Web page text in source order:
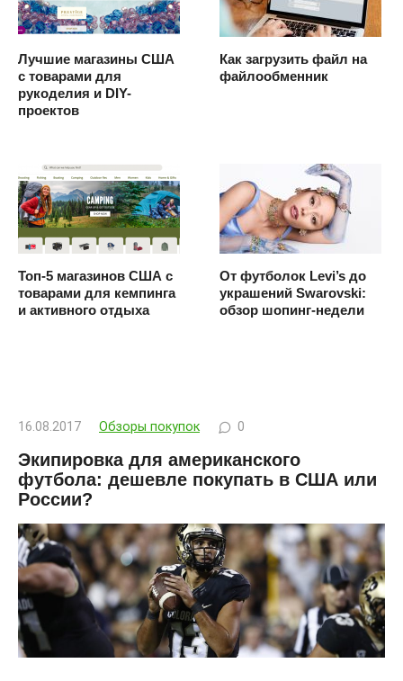
Лучшие магазины США
с товарами для
рукоделия и DIY-
проектов
Как загрузить файл на
файлообменник
Топ-5 магазинов США с
товарами для кемпинга
и активного отдыха
От футболок Levi’s до
украшений Swarovski:
обзор шопинг-недели
16.08.2017 Обзоры покупок 0
Экипировка для американского
футбола: дешевле покупать в США или
России?